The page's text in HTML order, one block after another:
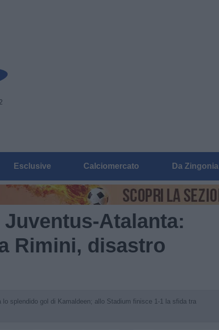
Esclusive Calciomercato Da Zingonia
Atalanta:
Rimini, disastro
lo splendido gol di Kamaldeen; allo Stadium finisce 1-1 la sfida tra